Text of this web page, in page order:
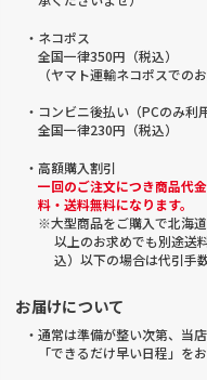
・ネコポス
全国一律350円（税込）
（ヤマト運輸ネコポスでの
・コンビニ後払い（PCのみ利
全国一律230円（税込）
・高額購入割引
一回のご注文につき商品代
料・送料無料になります。
※大型商品をご購入で北海
以上のお求めでも別途送
込）以下の場合は代引手
お届けについて
・通常は準備が整い次第、当
「できるだけ早い日程」を